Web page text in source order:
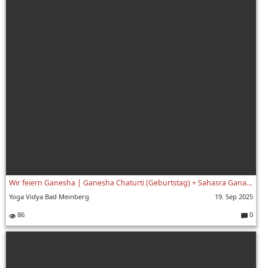
Wir feiern Ganesha | Ganesha Chaturti (Geburtstag) + Sahasra Ganapati Utsava (Fest der 1000 Ganeshas)
Yoga Vidya Bad Meinberg
19. Sep 2025
86
0